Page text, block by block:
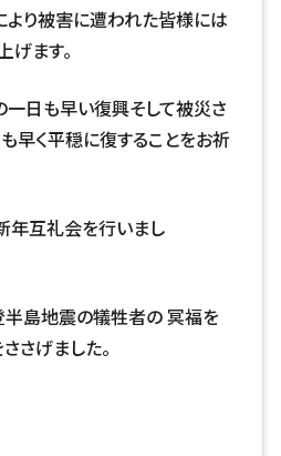
より被害に遭われた皆様には
げます。
日も早い復興そして被災さ
早く平穏に復することをお祈
年互礼会を行いまし
島地震の犠牲者の 冥福を
さげました。